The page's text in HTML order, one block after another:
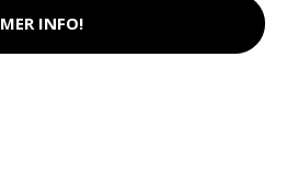
MER INFO!